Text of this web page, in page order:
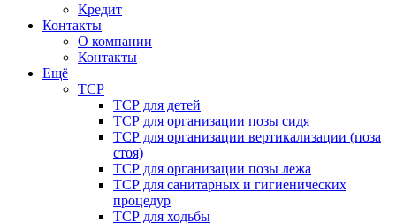
Кредит
Контакты
О компании
Контакты
Ещё
ТСР
ТСР для детей
ТСР для организации позы сидя
ТСР для организации вертикализации (поза
стоя)
ТСР для организации позы лежа
ТСР для санитарных и гигиенических
процедур
ТСР для ходьбы